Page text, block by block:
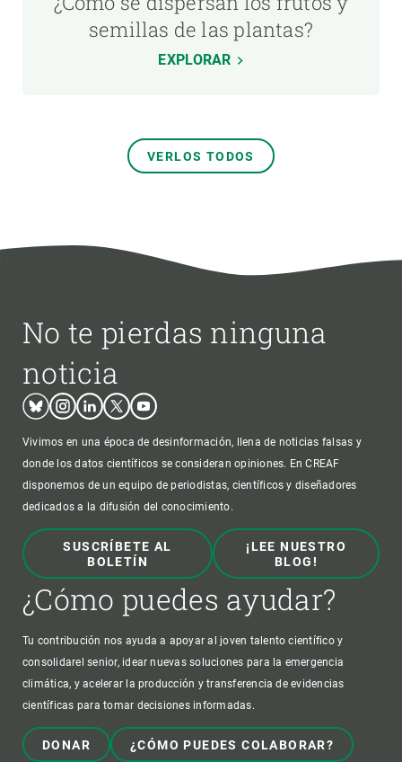
semillas de las plantas?
EXPLORAR
VERLOS TODOS
No te pierdas ninguna
noticia
BlueskyInstagram
LinkedinTwitterYoutube
Vivimos en una época de desinformación, llena de noticias falsas y
donde los datos científicos se consideran opiniones. En CREAF
disponemos de un equipo de periodistas, científicos y diseñadores
dedicados a la difusión del conocimiento.
SUSCRÍBETE AL
BOLETÍN
¡LEE NUESTRO
BLOG!
¿Cómo puedes ayudar?
Tu contribución nos ayuda a apoyar al joven talento científico y
consolidarel senior, idear nuevas soluciones para la emergencia
climática, y acelerar la producción y transferencia de evidencias
científicas para tomar decisiones informadas.
DONAR ¿CÓMO PUEDES COLABORAR?